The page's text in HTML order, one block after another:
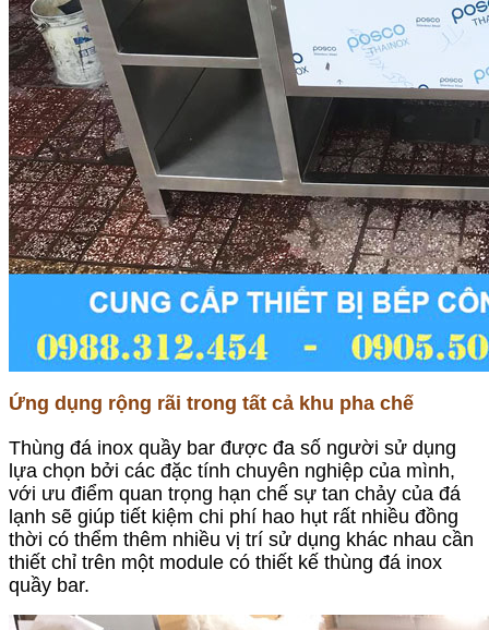
Ứng dụng rộng rãi trong tất cả khu pha chế
Thùng đá inox quầy bar được đa số người sử dụng
lựa chọn bởi các đặc tính chuyên nghiệp của mình,
với ưu điểm quan trọng hạn chế sự tan chảy của đá
lạnh sẽ giúp tiết kiệm chi phí hao hụt rất nhiều đồng
thời có thểm thêm nhiều vị trí sử dụng khác nhau cần
thiết chỉ trên một module có thiết kế thùng đá inox
quầy bar.